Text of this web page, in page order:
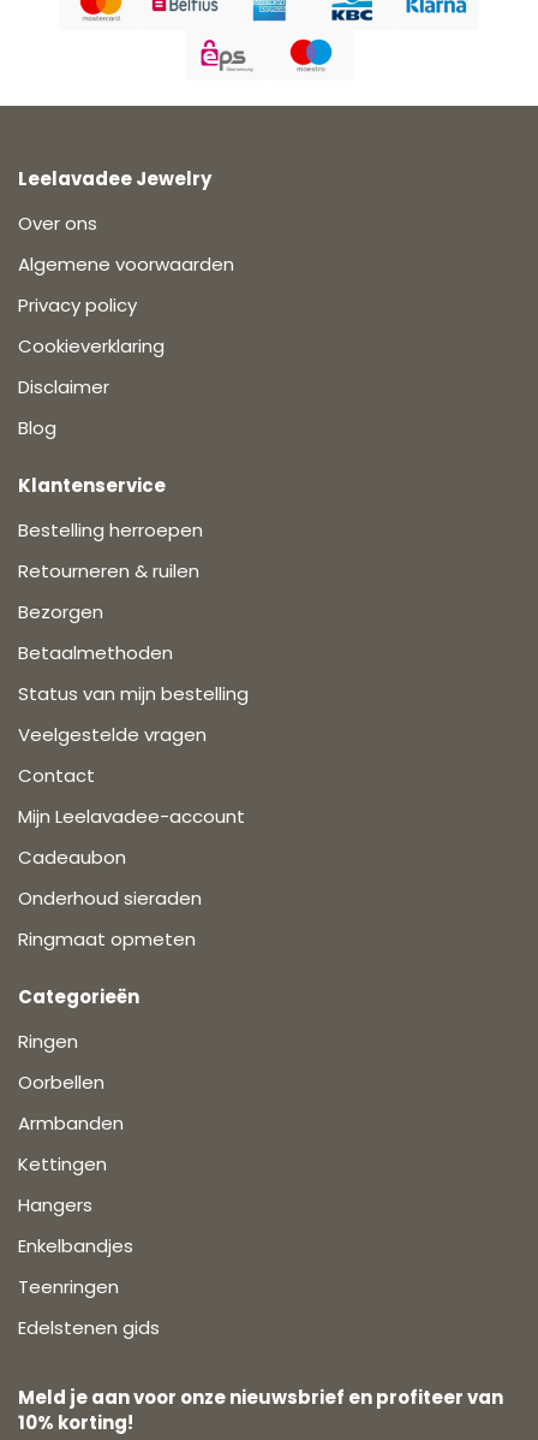
Leelavadee Jewelry
Over ons
Algemene voorwaarden
Privacy policy
Cookieverklaring
Disclaimer
Blog
Klantenservice
Bestelling herroepen
Retourneren & ruilen
Bezorgen
Betaalmethoden
Status van mijn bestelling
Veelgestelde vragen
Contact
Mijn Leelavadee-account
Cadeaubon
Onderhoud sieraden
Ringmaat opmeten
Categorieën
Ringen
Oorbellen
Armbanden
Kettingen
Hangers
Enkelbandjes
Teenringen
Edelstenen gids
Meld je aan voor onze nieuwsbrief en profiteer van
10% korting!